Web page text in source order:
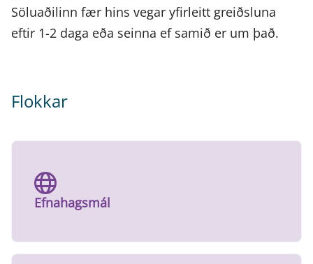
Söluaðilinn fær hins vegar yfirleitt greiðsluna
eftir 1-2 daga eða seinna ef samið er um það.
Flokkar
Efnahagsmál